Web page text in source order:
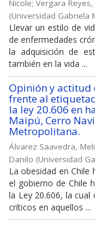
Nicole; Vergara
(Universidad Gabriela
Llevar un estilo de
de enfermedades
la adquisición de
también en la vida ...
Opinión y actitud
frente al
la ley 20.606 en
Maipú, Cerro
Metropolitana.
Álvarez Saavedra,
Danilo (Universidad
La obesidad en
el gobierno de Chile
la Ley 20.606, la
críticos en aquellos ...